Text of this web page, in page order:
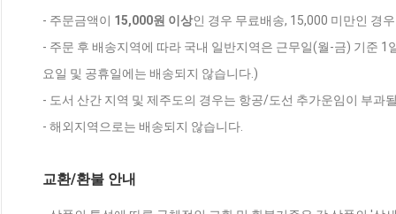
- 주문금액이 15,000원 이상인 경우 무료배송, 15,000 미만인 경
- 주문 후 배송지역에 따라 국내 일반지역은 근무일(월-금) 기준
요일 및 공휴일에는 배송되지 않습니다.)
- 도서 산간 지역 및 제주도의 경우는 항공/도선 추가운임이 부과
- 해외지역으로는 배송되지 않습니다.
교환/환불 안내